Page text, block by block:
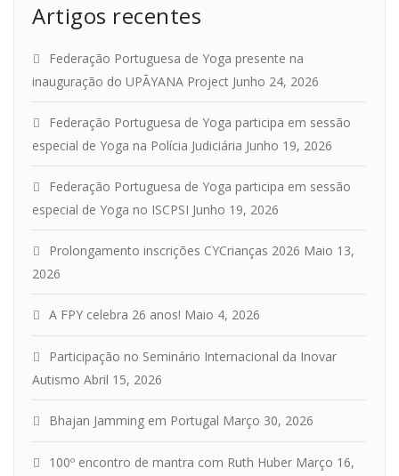
Artigos recentes
Federação Portuguesa de Yoga presente na
inauguração do UPĀYANA Project Junho 24, 2026
Federação Portuguesa de Yoga participa em sessão
especial de Yoga na Polícia Judiciária Junho 19, 2026
Federação Portuguesa de Yoga participa em sessão
especial de Yoga no ISCPSI Junho 19, 2026
Prolongamento inscrições CYCrianças 2026 Maio 13,
2026
A FPY celebra 26 anos! Maio 4, 2026
Participação no Seminário Internacional da Inovar
Autismo Abril 15, 2026
Bhajan Jamming em Portugal Março 30, 2026
100º encontro de mantra com Ruth Huber Março 16,